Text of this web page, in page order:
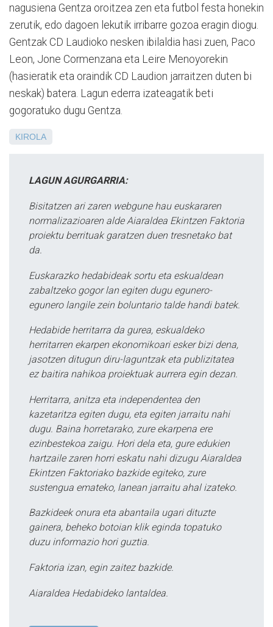
nagusiena Gentza oroitzea zen eta futbol festa honekin
zerutik, edo dagoen lekutik irribarre gozoa eragin diogu.
Gentzak CD Laudioko nesken ibilaldia hasi zuen, Paco
Leon, Jone Cormenzana eta Leire Menoyorekin
(hasieratik eta oraindik CD Laudion jarraitzen duten bi
neskak) batera. Lagun ederra izateagatik beti
gogoratuko dugu Gentza.
KIROLA
LAGUN AGURGARRIA:
Bisitatzen ari zaren webgune hau euskararen
normalizazioaren alde Aiaraldea Ekintzen Faktoria
proiektu berrituak garatzen duen tresnetako bat
da.
Euskarazko hedabideak sortu eta eskualdean
zabaltzeko gogor lan egiten dugu egunero-
egunero langile zein boluntario talde handi batek.
Hedabide herritarra da gurea, eskualdeko
herritarren ekarpen ekonomikoari esker bizi dena,
jasotzen ditugun diru-laguntzak eta publizitatea
ez baitira nahikoa proiektuak aurrera egin dezan.
Herritarra, anitza eta independentea den
kazetaritza egiten dugu, eta egiten jarraitu nahi
dugu. Baina horretarako, zure ekarpena ere
ezinbestekoa zaigu. Hori dela eta, gure edukien
hartzaile zaren horri eskatu nahi dizugu Aiaraldea
Ekintzen Faktoriako bazkide egiteko, zure
sustengua emateko, lanean jarraitu ahal izateko.
Bazkideek onura eta abantaila ugari dituzte
gainera, beheko botoian klik eginda topatuko
duzu informazio hori guztia.
Faktoria izan, egin zaitez bazkide.
Aiaraldea Hedabideko lantaldea.